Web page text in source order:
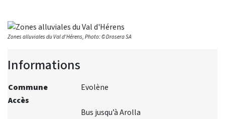
Zones alluviales du Val d'Hérens, Photo: © Drosera SA
Informations
Commune
Evolène
Accès
Bus jusqu’à Arolla